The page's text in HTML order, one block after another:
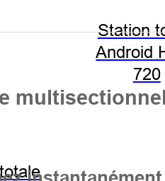
Station
Android
720